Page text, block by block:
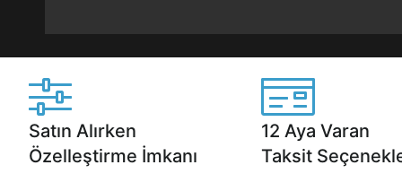
Satın Alırken
Özelleştirme İmkanı
12 Aya Varan
Taksit